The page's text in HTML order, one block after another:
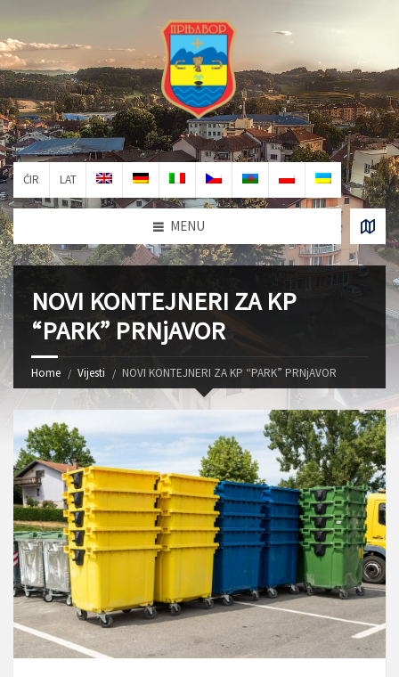
ĆIR LAT
MENU
NOVI KONTEJNERI ZA KP
“PARK” PRNjAVOR
Home Vijesti NOVI KONTEJNERI ZA KP “PARK” PRNjAVOR